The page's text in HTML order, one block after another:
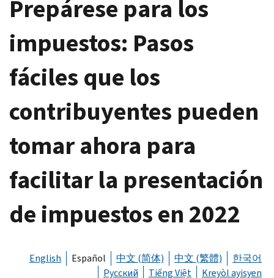
Prepárese para los
impuestos: Pasos
fáciles que los
contribuyentes pueden
tomar ahora para
facilitar la presentación
de impuestos en 2022
English Español 中文 (简体) 中文 (繁體)
한국어
Русский
Tiếng Việt Kreyòl ayisyen